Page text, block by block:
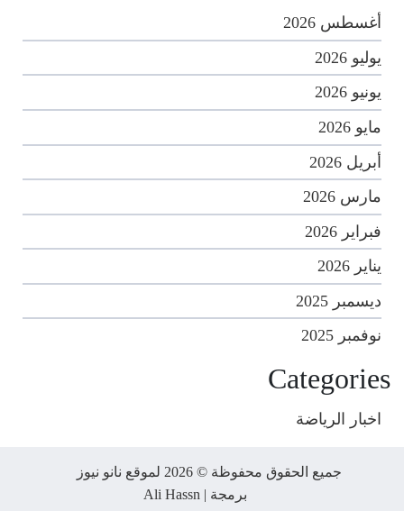
أغسطس 2026
يوليو 2026
يونيو 2026
مايو 2026
أبريل 2026
مارس 2026
فبراير 2026
يناير 2026
ديسمبر 2025
نوفمبر 2025
Categories
اخبار الرياضة
جميع الحقوق محفوظة © 2026 لموقع نانو نيوز
برمجة | Ali Hassn